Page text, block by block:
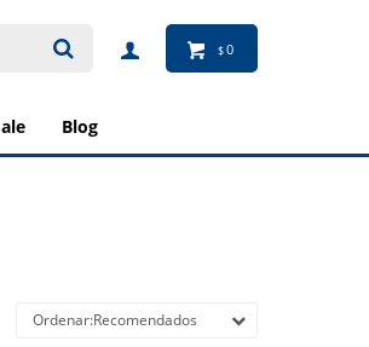
sale blog
$0
Recomendados